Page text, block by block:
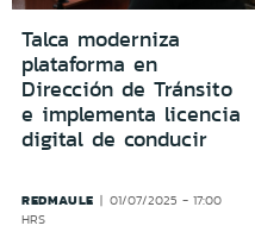
Talca moderniza
plataforma en
Dirección de Tránsito
e implementa licencia
digital de conducir
REDMAULE
01/07/2025 - 17:00
HRS